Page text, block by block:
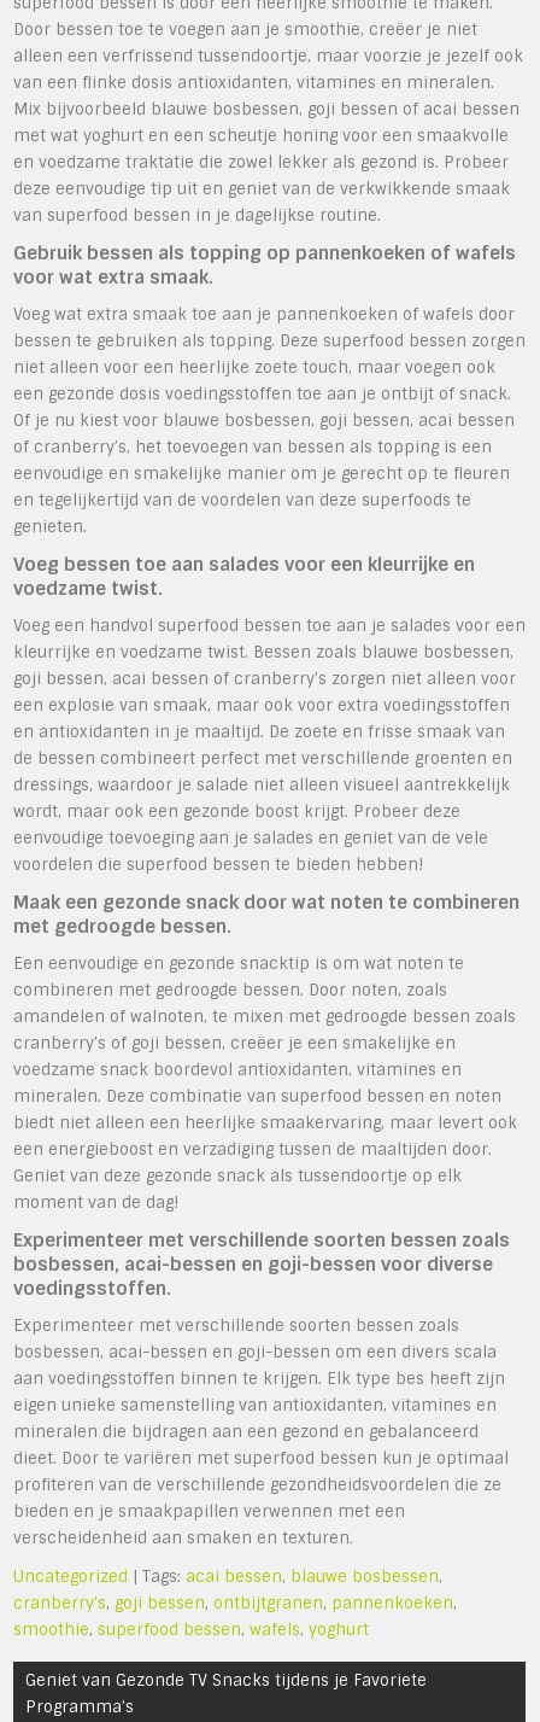
Door bessen toe te voegen aan je smoothie, creëer je niet
alleen een verfrissend tussendoortje, maar voorzie je jezelf ook
van een flinke dosis antioxidanten, vitamines en mineralen.
Mix bijvoorbeeld blauwe bosbessen, goji bessen of acai bessen
met wat yoghurt en een scheutje honing voor een smaakvolle
en voedzame traktatie die zowel lekker als gezond is. Probeer
deze eenvoudige tip uit en geniet van de verkwikkende smaak
van superfood bessen in je dagelijkse routine.
Gebruik bessen als topping op pannenkoeken of wafels
voor wat extra smaak.
Voeg wat extra smaak toe aan je pannenkoeken of wafels door
bessen te gebruiken als topping. Deze superfood bessen zorgen
niet alleen voor een heerlijke zoete touch, maar voegen ook
een gezonde dosis voedingsstoffen toe aan je ontbijt of snack.
Of je nu kiest voor blauwe bosbessen, goji bessen, acai bessen
of cranberry’s, het toevoegen van bessen als topping is een
eenvoudige en smakelijke manier om je gerecht op te fleuren
en tegelijkertijd van de voordelen van deze superfoods te
genieten.
Voeg bessen toe aan salades voor een kleurrijke en
voedzame twist.
Voeg een handvol superfood bessen toe aan je salades voor een
kleurrijke en voedzame twist. Bessen zoals blauwe bosbessen,
goji bessen, acai bessen of cranberry’s zorgen niet alleen voor
een explosie van smaak, maar ook voor extra voedingsstoffen
en antioxidanten in je maaltijd. De zoete en frisse smaak van
de bessen combineert perfect met verschillende groenten en
dressings, waardoor je salade niet alleen visueel aantrekkelijk
wordt, maar ook een gezonde boost krijgt. Probeer deze
eenvoudige toevoeging aan je salades en geniet van de vele
voordelen die superfood bessen te bieden hebben!
Maak een gezonde snack door wat noten te combineren
met gedroogde bessen.
Een eenvoudige en gezonde snacktip is om wat noten te
combineren met gedroogde bessen. Door noten, zoals
amandelen of walnoten, te mixen met gedroogde bessen zoals
cranberry’s of goji bessen, creëer je een smakelijke en
voedzame snack boordevol antioxidanten, vitamines en
mineralen. Deze combinatie van superfood bessen en noten
biedt niet alleen een heerlijke smaakervaring, maar levert ook
een energieboost en verzadiging tussen de maaltijden door.
Geniet van deze gezonde snack als tussendoortje op elk
moment van de dag!
Experimenteer met verschillende soorten bessen zoals
bosbessen, acai-bessen en goji-bessen voor diverse
voedingsstoffen.
Experimenteer met verschillende soorten bessen zoals
bosbessen, acai-bessen en goji-bessen om een divers scala
aan voedingsstoffen binnen te krijgen. Elk type bes heeft zijn
eigen unieke samenstelling van antioxidanten, vitamines en
mineralen die bijdragen aan een gezond en gebalanceerd
dieet. Door te variëren met superfood bessen kun je optimaal
profiteren van de verschillende gezondheidsvoordelen die ze
bieden en je smaakpapillen verwennen met een
verscheidenheid aan smaken en texturen.
Uncategorized | Tags: acai bessen, blauwe bosbessen,
cranberry's,goji bessen,ontbijtgranen, pannenkoeken,
smoothie,superfood bessen,wafels,yoghurt
Bericht
navigatie
Geniet van Gezonde TV Snacks tijdens je Favoriete
Programma’s